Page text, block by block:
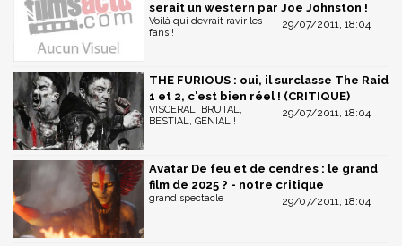
serait un western par Joe Johnston !
29/07/2011, 18:04
Voilà qui devrait ravir les
fans !
THE FURIOUS : oui, il surclasse The Raid
1 et 2, c'est bien réel ! (CRITIQUE)
29/07/2011, 18:04
VISCERAL, BRUTAL,
BESTIAL, GENIAL !
Avatar De feu et de cendres : le grand
film de 2025 ? - notre critique
29/07/2011, 18:04
grand spectacle